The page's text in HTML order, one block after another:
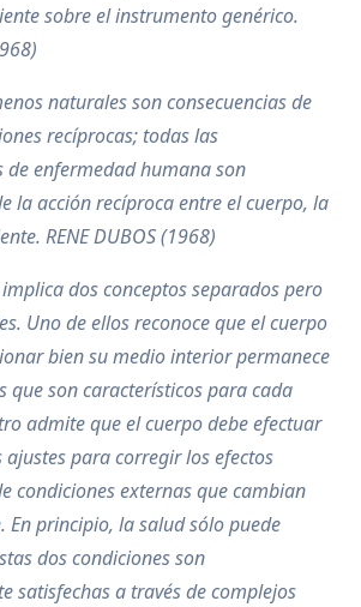
sobre el instrumento genérico.
naturales son consecuencias de
recíprocas; todas las
de enfermedad humana son
la acción recíproca entre el cuerpo, la
RENE DUBOS (1968)
dos conceptos separados pero
Uno de ellos reconoce que el cuerpo
bien su medio interior permanece
que son característicos para cada
admite que el cuerpo debe efectuar
para corregir los efectos
condiciones externas que cambian
En principio, la salud sólo puede
dos condiciones son
satisfechas a través de complejos